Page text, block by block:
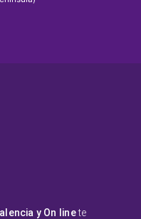
y On linete